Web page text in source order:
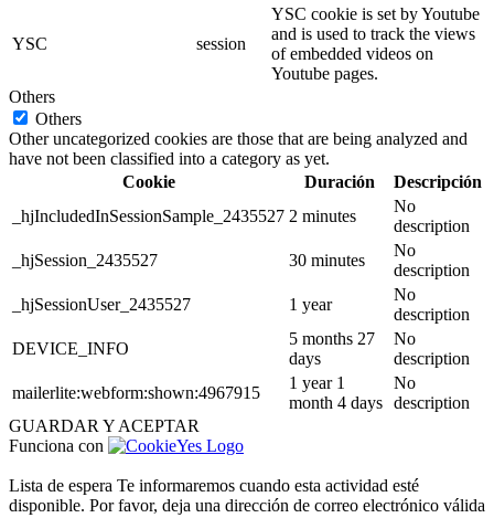
YSC session
YSC cookie is set by Youtube
and is used to track the views
of embedded videos on
Youtube pages.
Others
Others
Other uncategorized cookies are those that are being analyzed and
have not been classified into a category as yet.
Cookie
Duración
Descripción
_hjIncludedInSessionSample_2435527 2 minutes
No
description
_hjSession_2435527
30 minutes
No
description
_hjSessionUser_2435527
1 year
No
description
DEVICE_INFO
5 months 27
days
No
description
mailerlite:webform:shown:4967915
1 year 1
month 4 days
No
description
GUARDAR Y ACEPTAR
Funciona con
Lista de espera Te informaremos cuando esta actividad esté
disponible. Por favor, deja una dirección de correo electrónico válida